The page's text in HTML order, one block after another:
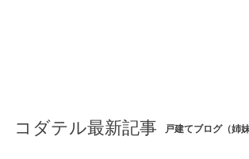
コダテル最新記事 戸建てブログ（姉